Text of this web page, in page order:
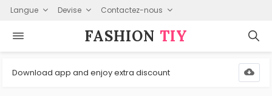
Langue Devise Contactez-nous
FASHION⁠ TIY
Download app and enjoy extra discount